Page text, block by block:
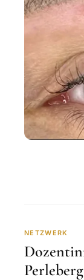
NETZWERK
Perleberg